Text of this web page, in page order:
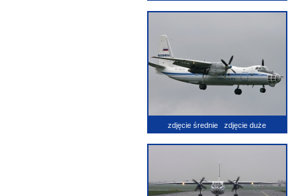
zdjęcie średnie zdjęcie duże